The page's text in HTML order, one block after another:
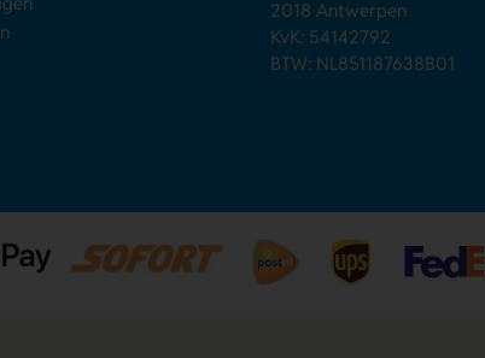
2018 Antwerpen
KvK: 54142792
BTW: NL851187638B01